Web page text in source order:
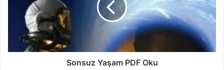
Sonsuz Yaşam PDF Oku